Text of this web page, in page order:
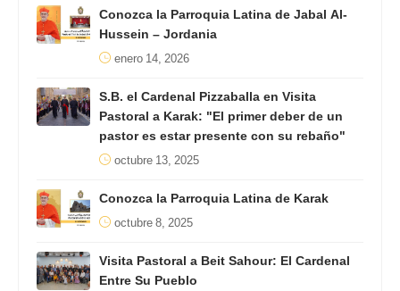
Conozca la Parroquia Latina de Jabal Al-
Hussein – Jordania
enero 14, 2026
S.B. el Cardenal Pizzaballa en Visita
Pastoral a Karak: "El primer deber de un
pastor es estar presente con su rebaño"
octubre 13, 2025
Conozca la Parroquia Latina de Karak
octubre 8, 2025
Visita Pastoral a Beit Sahour: El Cardenal
Entre Su Pueblo